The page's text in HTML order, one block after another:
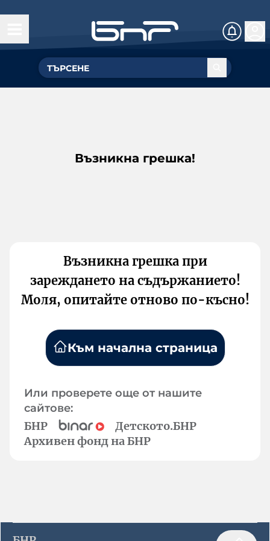
Възникна грешка!
Възникна грешка при
зареждането на съдържанието!
Моля, опитайте отново по-късно!
Към начална страница
Или проверете още от нашите
сайтове:
БНР
Детското.БНР
Архивен фонд на БНР